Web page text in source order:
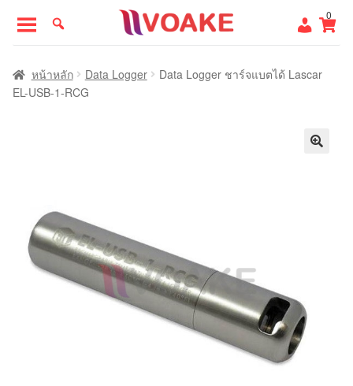
to
navigation
to
content
0
หน้าแรก
หน้าหลัก Data Logger
Data Logger ชาร์จแบตได้ Lascar
EL-USB-1-RCG